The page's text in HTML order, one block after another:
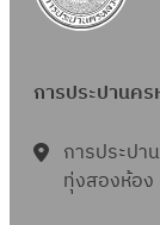
การประปานค
การประปา
ทุ่งสองห้อง